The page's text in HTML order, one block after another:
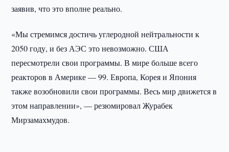
заявив, что это вполне реально.
«Мы стремимся достичь углеродной нейтральности к
2050 году, и без АЭС это невозможно. США
пересмотрели свои программы. В мире больше всего
реакторов в Америке — 99. Европа, Корея и Япония
также возобновили свои программы. Весь мир движется в
этом направлении», — резюмировал Журабек
Мирзамахмудов.